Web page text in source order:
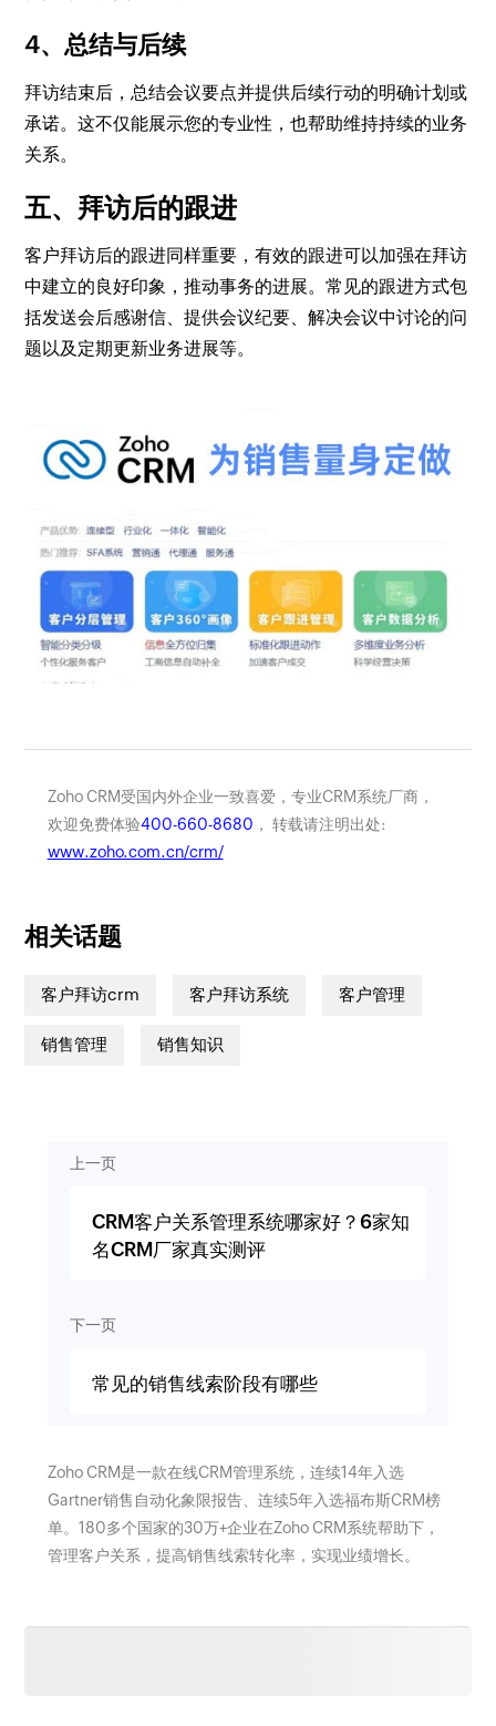
4、总结与后续
拜访结束后，总结会议要点并提供后续行动的明确计划或
承诺。这不仅能展示您的专业性，也帮助维持持续的业务
关系。
五、拜访后的跟进
客户拜访后的跟进同样重要，有效的跟进可以加强在拜访
中建立的良好印象，推动事务的进展。常见的跟进方式包
括发送会后感谢信、提供会议纪要、解决会议中讨论的问
题以及定期更新业务进展等。
Zoho CRM受国内外企业一致喜爱，专业CRM系统厂商，
欢迎免费体验400-660-8680 ， 转载请注明出处:
www.zoho.com.cn/crm/
相关话题
客户拜访crm 客户拜访系统 客户管理
销售管理 销售知识
上一页
CRM客户关系管理系统哪家好？6家知
名CRM厂家真实测评
下一页
常见的销售线索阶段有哪些
Zoho CRM是一款在线CRM管理系统，连续14年入选
Gartner销售自动化象限报告、连续5年入选福布斯CRM榜
单。180多个国家的30万+企业在Zoho CRM系统帮助下，
管理客户关系，提高销售线索转化率，实现业绩增长。